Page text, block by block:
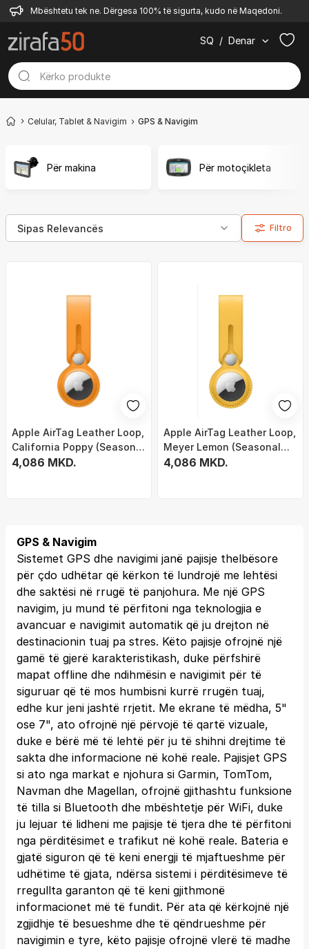
Mbështetu tek ne. Dërgesa 100% të sigurta, kudo në Maqedoni.
SQ / Denar
Celular, Tablet & Navigim GPS & Navigim
Për makina Për motoçikleta
Filtro
Apple AirTag Leather Loop,
California Poppy (Seasonal
Summer2021)
4,086 MKD.
Apple AirTag Leather Loop,
Meyer Lemon (Seasonal
Summer2021)
4,086 MKD.
GPS & Navigim
Sistemet GPS dhe navigimi janë pajisje thelbësore
për çdo udhëtar që kërkon të lundrojë me lehtësi
dhe saktësi në rrugë të panjohura. Me një GPS
navigim, ju mund të përfitoni nga teknologjia e
avancuar e navigimit automatik që ju drejton në
destinacionin tuaj pa stres. Këto pajisje ofrojnë një
gamë të gjerë karakteristikash, duke përfshirë
mapat offline dhe ndihmësin e navigimit për të
siguruar që të mos humbisni kurrë rrugën tuaj,
edhe kur jeni jashtë rrjetit. Me ekrane të mëdha, 5"
ose 7", ato ofrojnë një përvojë të qartë vizuale,
duke e bërë më të lehtë për ju të shihni drejtime të
sakta dhe informacione në kohë reale. Pajisjet GPS
si ato nga markat e njohura si Garmin, TomTom,
Navman dhe Magellan, ofrojnë gjithashtu funksione
të tilla si Bluetooth dhe mbështetje për WiFi, duke
ju lejuar të lidheni me pajisje të tjera dhe të përfitoni
nga përditësimet e trafikut në kohë reale. Bateria e
gjatë siguron që të keni energji të mjaftueshme për
udhëtime të gjata, ndërsa sistemi i përditësimeve të
rregullta garanton që të keni gjithmonë
informacionet më të fundit. Për ata që kërkojnë një
zgjidhje të besueshme dhe të qëndrueshme për
navigimin e tyre, këto pajisje ofrojnë vlerë të madhe